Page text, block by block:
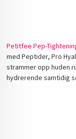
Petitfee Pep-
med Peptider, Pro
strammer opp huden
hydrerende samtidig